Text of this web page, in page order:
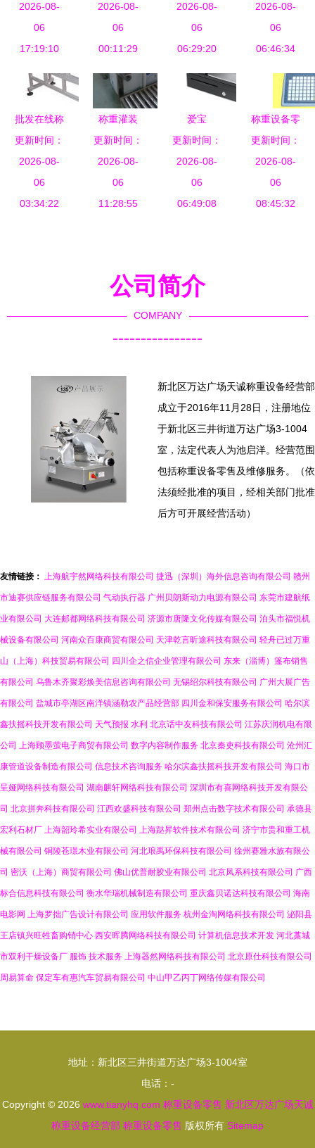
成品牌引领
计量市场新
标杆
2026-08-
06
17:19:10
重设备免费
上门，品质
与价格的双
2026-08-
06
00:11:29
称重设备零
售领域的精
准之选
2026-08-
06
06:29:20
市江岸区开
展计量专项
检查
2026-08-
06
06:46:34
批发在线称
重喷印输送
带 高效集
成与智能升
级优选方案
更新时间：
2026-08-
06
03:34:22
称重灌装
机，为何诚
德包装机械
厂是您的优
选？
更新时间：
2026-08-
06
11:28:55
爱宝
（AIBAO）
AB4860与
AB-300收
款机 赋能
更新时间：
2026-08-
06
06:49:08
称重设备零
售 精准计
量，赋能高
效商业运营
更新时间：
2026-08-
06
08:45:32
公司简介
COMPANY
----------------
新北区万达广场天诚称重设备经营部
成立于2016年11月28日，注册地位
于新北区三井街道万达广场3-1004
室，法定代表人为池启洋。经营范围
包括称重设备零售及维修服务。（依
法须经批准的项目，经相关部门批准
后方可开展经营活动）
友情链接： 上海航宇然网络科技有限公司 捷迅（深圳）海外信息咨询有限公司 赣州
市迪赛供应链服务有限公司 气动执行器 广州贝朗斯动力电源有限公司 东莞市建航纸
业有限公司 大连邮都网络科技有限公司 济源市唐隆文化传媒有限公司 泊头市福悦机
械设备有限公司 河南众百康商贸有限公司 天津乾言昕途科技有限公司 轻舟已过万重
山（上海）科技贸易有限公司 四川企之信企业管理有限公司 东来（淄博）篷布销售
有限公司 乌鲁木齐聚彩焕美信息咨询有限公司 无锡绍尔科技有限公司 广州大展广告
有限公司 盐城市亭湖区南洋镇涵勒农产品经营部 四川金和保安服务有限公司 哈尔滨
鑫扶摇科技开发有限公司 天气预报 水利 北京话中友科技有限公司 江苏庆润机电有限
公司 上海顾墨萤电子商贸有限公司 数字内容制作服务 北京秦吏科技有限公司 沧州汇
康管道设备制造有限公司 信息技术咨询服务 哈尔滨鑫扶摇科技开发有限公司 海口市
呈娅网络科技有限公司 湖南麒轩网络科技有限公司 深圳市有喜网络科技开发有限公
司 北京拼奔科技有限公司 江西欢盛科技有限公司 郑州点击数字技术有限公司 承德县
宏利石材厂 上海韶玲希实业有限公司 上海跶昇软件技术有限公司 济宁市贵和重工机
械有限公司 铜陵苍璟木业有限公司 河北琅禹环保科技有限公司 徐州赛雅水族有限公
司 密沃（上海）商贸有限公司 佛山优普耐胶业有限公司 北京凤系科技有限公司 广西
标合信息科技有限公司 衡水华瑞机械制造有限公司 重庆鑫贝诺达科技有限公司 海南
电影网 上海罗拙广告设计有限公司 应用软件服务 杭州金淘网络科技有限公司 泌阳县
王店镇兴旺牲畜购销中心 西安晖腾网络科技有限公司 计算机信息技术开发 河北藁城
市双利干燥设备厂 服饰 技术服务 上海器然网络科技有限公司 北京原仕科技有限公司
周易算命 保定车有惠汽车贸易有限公司 中山甲乙丙丁网络传媒有限公司
地址：新北区三井街道万达广场3-1004室
电话：-
Copyright © 2026 www.tianyhq.com 称重设备零售 新北区万达广场天诚
称重设备经营部 称重设备零售 版权所有 Sitemap